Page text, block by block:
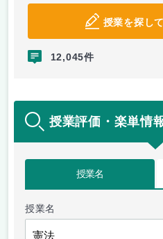
授業を探し
12,045件
授業評価・楽単情
授業名
授業名